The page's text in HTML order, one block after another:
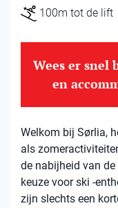
100m tot de lift
Wees er snel
en
Welkom bij Sørlia,
als
de nabijheid van
keuze voor ski -
zijn slechts een